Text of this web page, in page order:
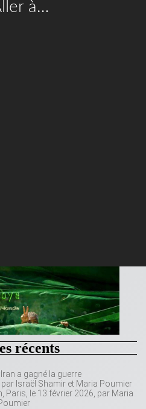
à…
récents
a gagné la guerre
Israël Shamir et Maria Poumier
Paris, le 13 février 2026, par Maria